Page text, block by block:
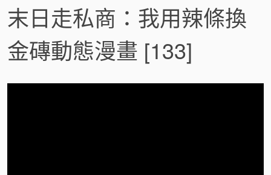
末日走私商：我用辣條換
金磚動態漫畫 [133]